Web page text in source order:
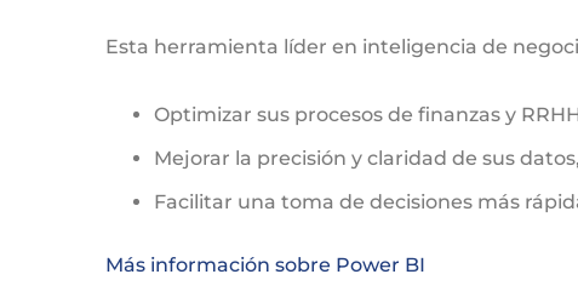
Esta herramienta líder en inteligencia de
Optimizar sus procesos de finanzas y
Mejorar la precisión y claridad de sus
Facilitar una toma de decisiones más
Más información sobre Power BI